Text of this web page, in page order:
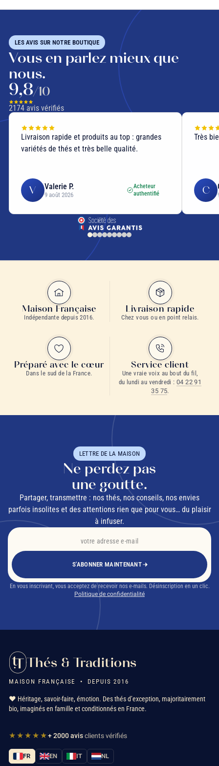
LES AVIS SUR NOTRE BOUTIQUE
Vous en parlez mieux que
nous.
9,8/10
2174avis vérifiés
Livraison rapide et produits au top : grandes
variétés de thés et très belle qualité.
V Valerie P.
9 août 2026
Acheteur
authentifié
Très
C
Maison Française
Indépendante depuis 2016.
Livraison rapide
Chez vous ou en point relais.
Préparé avec le cœur
Dans le sud de la France.
Service client
Une vraie voix au bout du fil,
du lundi au vendredi :04 22 91
35 75.
LETTRE DE LA MAISON
Ne perdez pas
une goutte.
Partager, transmettre : nos thés, nos conseils, nos envies
parfois insolites et des attentions rien que pour vous… du plaisir
à infuser.
S'ABONNER MAINTENANT
En vous inscrivant, vous acceptez de recevoir nos e-mails. Désinscription en un clic.
Politique de confidentialité
Thés & Traditions
MAISON FRANÇAISE • DEPUIS 2016
❤️ Héritage, savoir-faire, émotion. Des thés d’exception, majoritairement
bio, imaginés en famille et conditionnés en France.
★★★★★+ 2000 avisclients vérifiés
FR EN IT NL